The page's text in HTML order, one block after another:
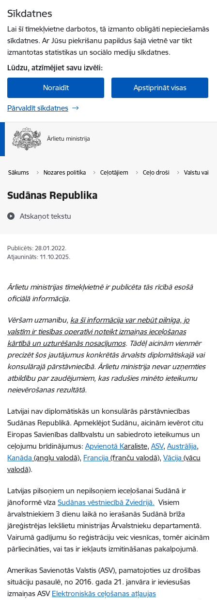
Sīkdatnes
Lai šī tīmekļvietne darbotos, tā izmanto obligāti nepieciešamās
sīkdatnes. Ar Jūsu piekrišanu papildus šajā vietnē var tikt
izmantotas statistikas un sociālo mediju sīkdatnes.
Lūdzu, atzīmējiet savu izvēli:
Noraidīt Apstiprināt visas
Pārvaldīt sīkdatnes
Sākums Nozares politika Ceļotājiem Ceļo droši Valstu vai
Sudānas Republika
Atskaņot tekstu
Publicēts: 28.01.2022.
Atjaunināts: 11.10.2025.
Ārlietu ministrijas tīmekļvietnē ir publicēta tās rīcībā esošā
oficiālā informācija.
Vēršam uzmanību, ka šī informācija var nebūt pilnīga, jo
valstīm ir tiesības operatīvi noteikt izmaiņas ieceļošanas
kārtībā un uzturēšanās nosacījumos. Tādēļ aicinām vienmēr
precizēt šos jautājumus konkrētās ārvalsts diplomātiskajā vai
konsulārajā pārstāvniecībā. Ārlietu ministrija nevar uzņemties
atbildību par zaudējumiem, kas radušies minēto ieteikumu
neievērošanas rezultātā.
Latvijai navdiplomātiskās un konsulārās pārstāvniecības
Sudānas Republikā. Apmeklējot Sudānu, aicinām ievērot citu
Eiropas Savienības dalībvalstu un sabiedroto ieteikumus un
ceļojumu brīdinājumus: Apvienotā Karaliste, ASV, Austrālija,
Kanāda (angļu valodā), Francija (franču valodā), Vācija (vācu
valodā).
Latvijas pilsoņiem un nepilsoņiem ieceļošanai Sudānā ir
jānoformē vīza Sudānas vēstniecībā Zviedrijā. Visiem
ārvalstniekiem 3 dienu laikā no ierašanās Sudānā brīža
jāreģistrējas Iekšlietu ministrijas Ārvalstnieku departamentā.
Vairumā gadījumu šo reģistrāciju veic viesnīcas, tomēr aicinām
pārliecināties, vai tas ir iekļauts izmitināšanas pakalpojumā.
Amerikas Savienotās Valstis (ASV), pamatojoties uz drošības
situāciju pasaulē, no 2016. gada 21. janvāra ir ieviesušas
izmaiņas ASV Elektroniskās ceļošanas atļaujas